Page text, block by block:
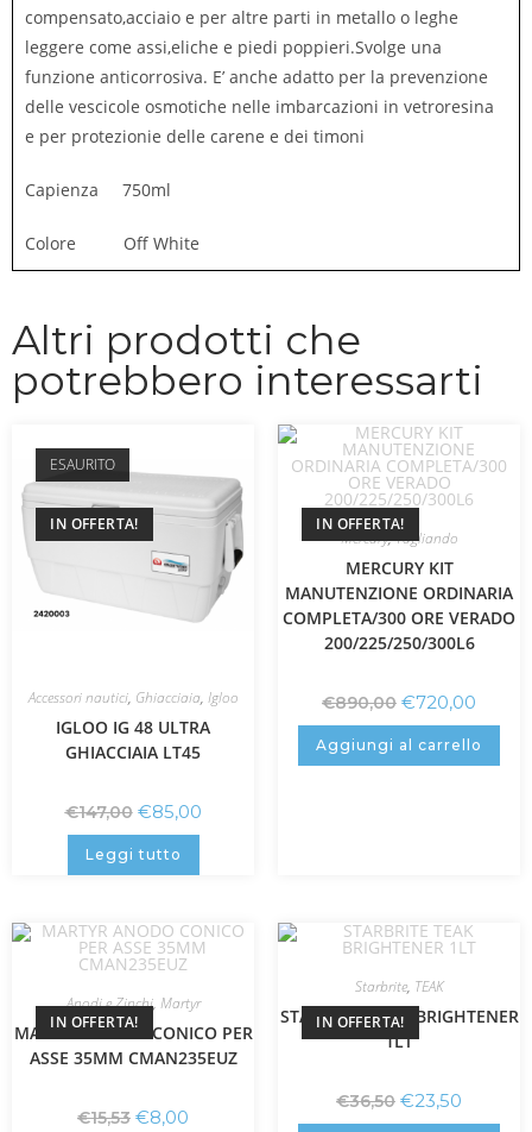
compensato,acciaio e per altre parti in metallo o leghe
leggere come assi,eliche e piedi poppieri.Svolge una
funzione anticorrosiva. E’ anche adatto per la prevenzione
delle vescicole osmotiche nelle imbarcazioni in vetroresina
e per protezionie delle carene e dei timoni
Capienza 750ml
Colore Off White
Altri prodotti che
potrebbero interessarti
ESAURITO
IN OFFERTA!
Accessori nautici, Ghiacciaia, Igloo
IGLOO IG 48 ULTRA
GHIACCIAIA LT45
€147,00 €85,00
Leggi tutto
IN OFFERTA!
Mercury,Tagliando
MERCURY KIT
MANUTENZIONE ORDINARIA
COMPLETA/300 ORE VERADO
200/225/250/300L6
€890,00 €720,00
Aggiungi al carrello
IN OFFERTA!
Anodi e Zinchi, Martyr
MARTYR ANODO CONICO PER
ASSE 35MM CMAN235EUZ
€15,53 €8,00
IN OFFERTA!
Starbrite, TEAK
STARBRITE TEAK BRIGHTENER
1LT
€36,50 €23,50